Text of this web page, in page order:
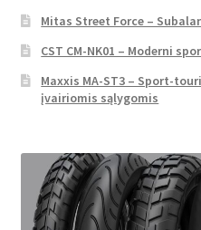
Mitas Street Force –
CST CM-NK01 – Moderni
Maxxis MA-ST3 – Sport-
įvairiomis sąlygomis